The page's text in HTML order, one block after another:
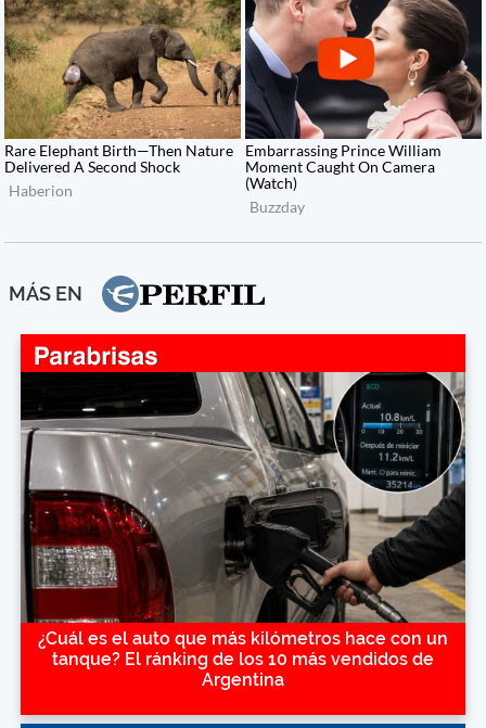
MÁS EN
¿Cuál es el auto que más kilómetros hace con un
tanque? El ránking de los 10 más vendidos de
Argentina